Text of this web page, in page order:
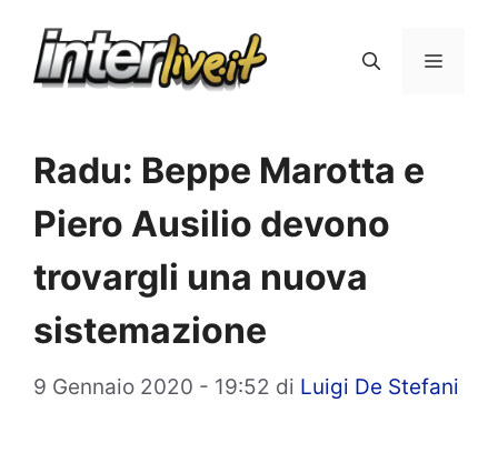
Menu
Radu: Beppe Marotta e
Piero Ausilio devono
trovargli una nuova
sistemazione
9 Gennaio 2020 - 19:52 di Luigi De Stefani